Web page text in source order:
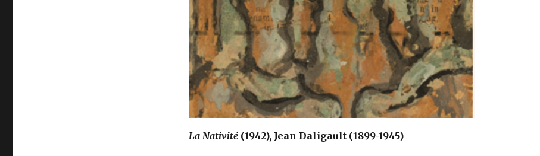
La Nativité(1942), Jean Daligault (1899-1945)